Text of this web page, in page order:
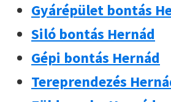
Gyárépület bontás
Siló bontás Hernád
Gépi bontás Hernád
Tereprendezés